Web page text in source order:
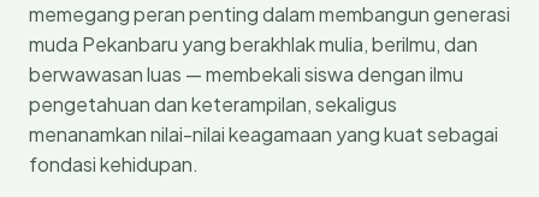
memegang peran penting dalam membangun generasi
muda Pekanbaru yang berakhlak mulia, berilmu, dan
berwawasan luas — membekali siswa dengan ilmu
pengetahuan dan keterampilan, sekaligus
menanamkan nilai-nilai keagamaan yang kuat sebagai
fondasi kehidupan.